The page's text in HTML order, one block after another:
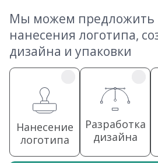
Мы можем предложить
нанесения логотипа,
дизайна и упаковки
Нанесение
логотипа
Разработка
дизайна